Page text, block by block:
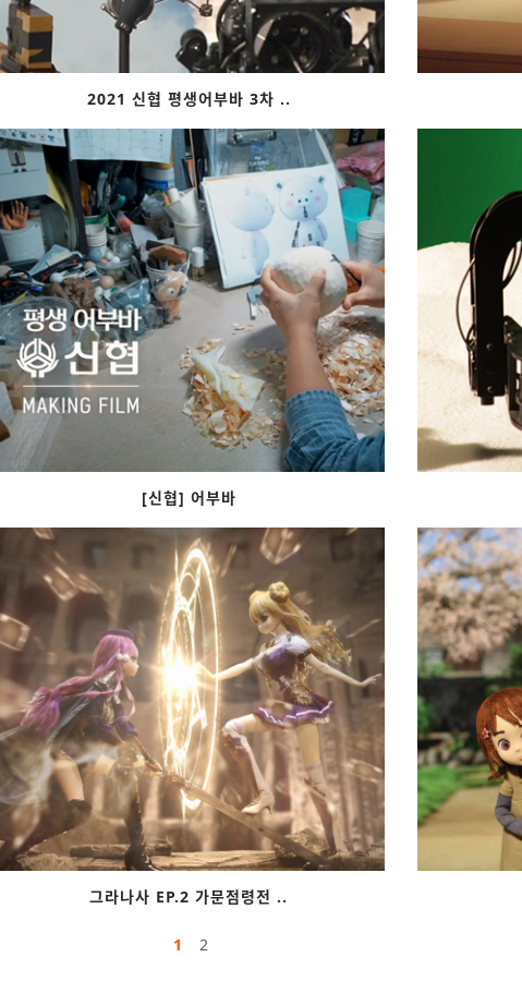
2021 신협 평생어부바 3차 ..
[신협] 어부바
그라나사 EP.2 가문점령전 ..
1 2